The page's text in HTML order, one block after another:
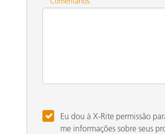
Eu dou à X-Rite permissão
me informações sobre seus